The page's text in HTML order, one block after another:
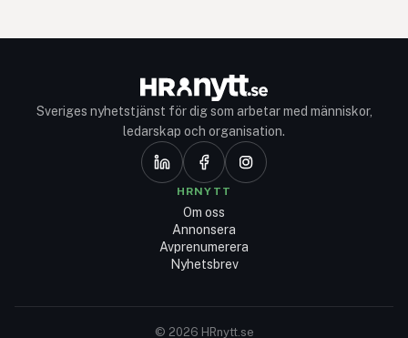
Sveriges nyhetstjänst för dig som arbetar med människor,
ledarskap och organisation.
HRNYTT
Om oss
Annonsera
Avprenumerera
Nyhetsbrev
© 2026 HRnytt.se